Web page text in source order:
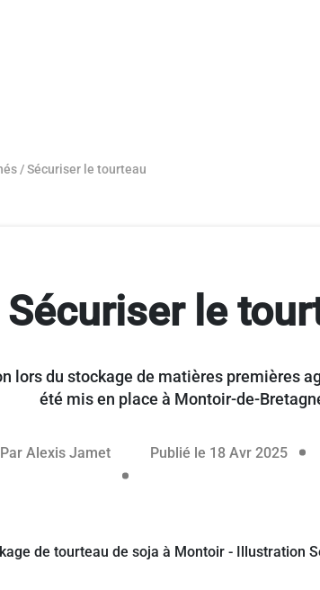
/Sécuriser le tourteau
Sécuriser le
lors du stockage de matières premières
été mis en place à Montoir-de-
Par Alexis Jamet Publié le 18 Avr 202518